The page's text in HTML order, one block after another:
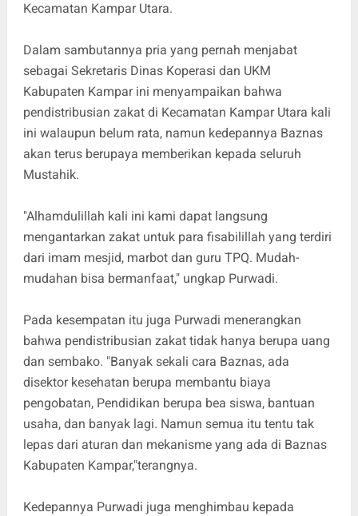
Kecamatan Kampar Utara.
Dalam sambutannya pria yang pernah menjabat
sebagai Sekretaris Dinas Koperasi dan UKM
Kabupaten Kampar ini menyampaikan bahwa
pendistribusian zakat di Kecamatan Kampar Utara kali
ini walaupun belum rata, namun kedepannya Baznas
akan terus berupaya memberikan kepada seluruh
Mustahik.
"Alhamdulillah kali ini kami dapat langsung
mengantarkan zakat untuk para fisabilillah yang terdiri
dari imam mesjid, marbot dan guru TPQ. Mudah-
mudahan bisa bermanfaat," ungkap Purwadi.
Pada kesempatan itu juga Purwadi menerangkan
bahwa pendistribusian zakat tidak hanya berupa uang
dan sembako. "Banyak sekali cara Baznas, ada
disektor kesehatan berupa membantu biaya
pengobatan, Pendidikan berupa bea siswa, bantuan
usaha, dan banyak lagi. Namun semua itu tentu tak
lepas dari aturan dan mekanisme yang ada di Baznas
Kabupaten Kampar,"terangnya.
Kedepannya Purwadi juga menghimbau kepada